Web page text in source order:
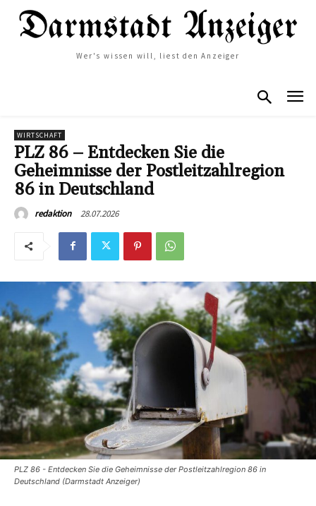
Wer's wissen will, liest den Anzeiger
WIRTSCHAFT
PLZ 86 – Entdecken Sie die
Geheimnisse der Postleitzahlregion
86 in Deutschland
redaktion 28.07.2026
PLZ 86 - Entdecken Sie die Geheimnisse der Postleitzahlregion 86 in
Deutschland (Darmstadt Anzeiger)